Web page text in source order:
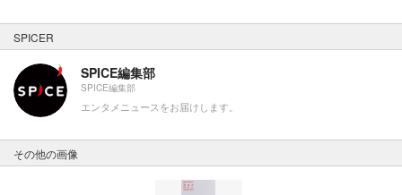
SPICER
SPICE編集部
SPICE編集部
エンタメニュースをお届けします。
その他の画像